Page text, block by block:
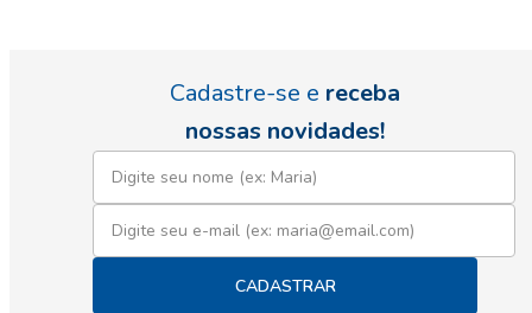
Cadastre-se e receba
nossas novidades!
CADASTRAR